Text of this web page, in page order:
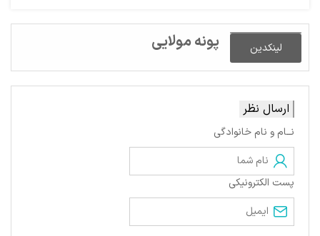
لینکدین پونه مولایی
ارسال نظر
نــام و نام خانوادگی
پست الکترونیکی